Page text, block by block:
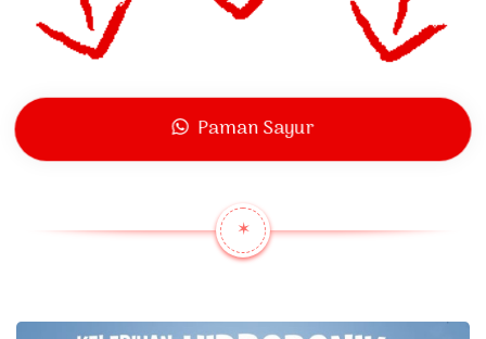
Paman Sayur
✶